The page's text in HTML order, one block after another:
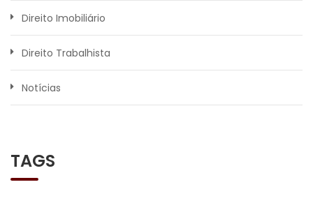
Direito Imobiliário
Direito Trabalhista
Notícias
TAGS